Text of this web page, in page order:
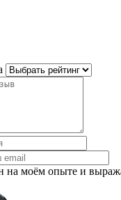
на моём опыте и